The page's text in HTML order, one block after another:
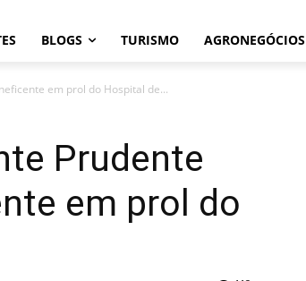
BLOGS TURISMO AGRONEGÓCIOS
em prol do Hospital de...
Prudente
em prol do